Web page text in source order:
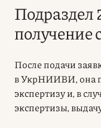
Подраздел
получение
После подачи
в УкрНИИВИ, она
экспертизу и, в
экспертизы,